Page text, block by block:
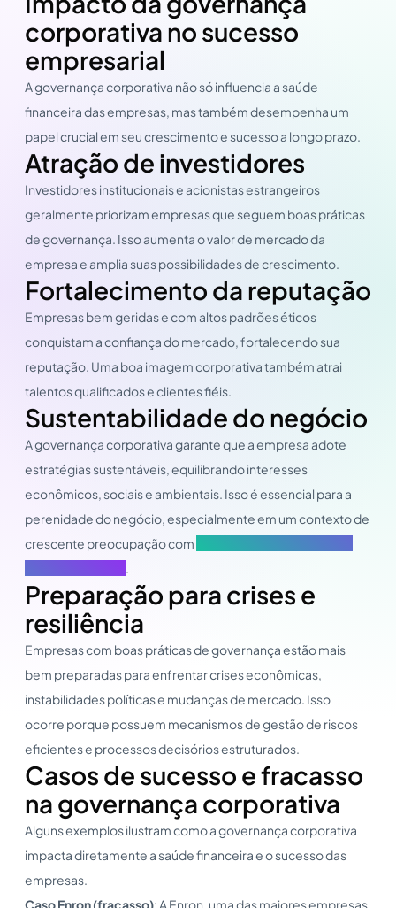
corporativa no sucesso
empresarial
A governança corporativa não só influencia a saúde
financeira das empresas, mas também desempenha um
papel crucial em seu crescimento e sucesso a longo prazo.
Atração de investidores
Investidores institucionais e acionistas estrangeiros
geralmente priorizam empresas que seguem boas práticas
de governança. Isso aumenta o valor de mercado da
empresa e amplia suas possibilidades de crescimento.
Fortalecimento da reputação
Empresas bem geridas e com altos padrões éticos
conquistam a confiança do mercado, fortalecendo sua
reputação. Uma boa imagem corporativa também atrai
talentos qualificados e clientes fiéis.
Sustentabilidade do negócio
A governança corporativa garante que a empresa adote
estratégias sustentáveis, equilibrando interesses
econômicos, sociais e ambientais. Isso é essencial para a
perenidade do negócio, especialmente em um contexto de
crescente preocupação com
.
Preparação para crises e
resiliência
Empresas com boas práticas de governança estão mais
bem preparadas para enfrentar crises econômicas,
instabilidades políticas e mudanças de mercado. Isso
ocorre porque possuem mecanismos de gestão de riscos
eficientes e processos decisórios estruturados.
Casos de sucesso e fracasso
na governança corporativa
Alguns exemplos ilustram como a governança corporativa
impacta diretamente a saúde financeira e o sucesso das
empresas.
Caso Enron (fracasso): A Enron, uma das maiores empresas